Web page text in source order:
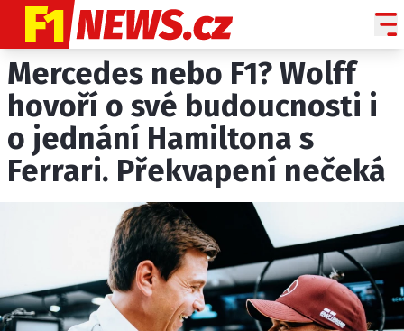
NOVINKY
GRAND PRIX
PADDOCK LINE
TECHNIKA
HISTORIE GP
PROFILY JEZDCŮ
PROFILY TÝMŮ
ROZHOVORY
OSTATNÍ
Mercedes nebo F1? Wolff
hovoří o své budoucnosti i
o jednání Hamiltona s
Ferrari. Překvapení nečeká